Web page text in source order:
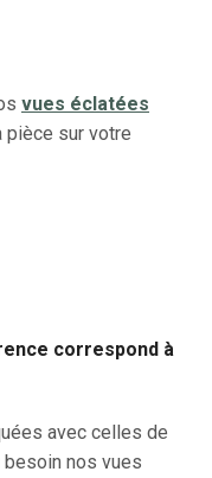
vues éclatées
pièce sur votre
correspond à
avec celles de
nos vues